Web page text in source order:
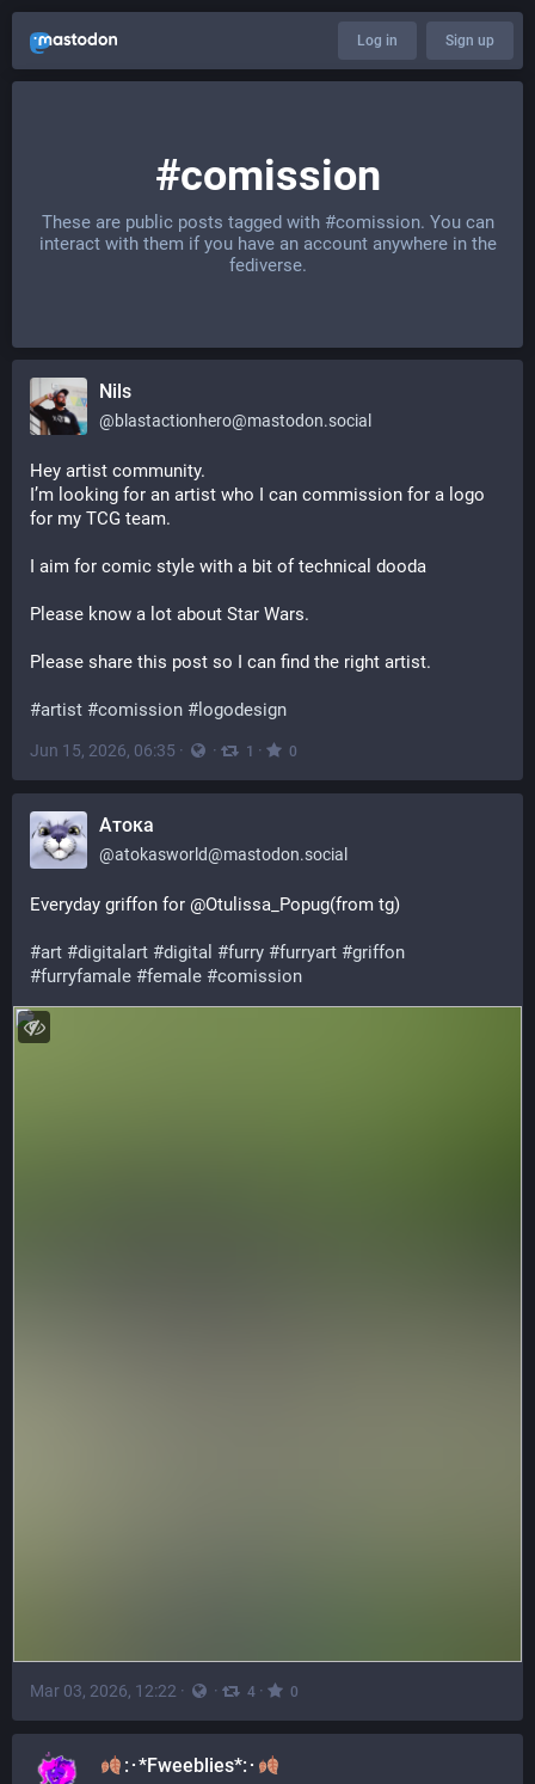
Log in Sign up
#comission
These are public posts tagged with #comission. You can
interact with them if you have an account anywhere in the
fediverse.
Nils
@blastactionhero@mastodon.social
Hey artist community.
I’m looking for an artist who I can commission for a logo
for my TCG team.
I aim for comic style with a bit of technical dooda
Please know a lot about Star Wars.
Please share this post so I can find the right artist.
#artist #comission # logodesign
Jun 15, 2026, 06:35 · · 1 · 0
Атока
@atokasworld@mastodon.social
Everyday griffon for @Otulissa_Popug(from tg)
#art #digitalart #digital #furry #furryart #griffon
#furryfamale #female #comission
Mar 03, 2026, 12:22 · · 4 · 0
:･*Fweeblies*:･